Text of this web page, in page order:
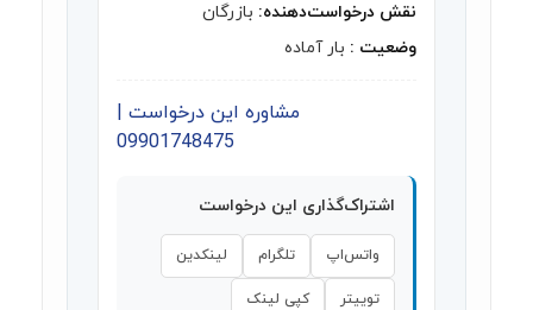
نقش درخواست‌دهنده: بازرگان
وضعیت : بار آماده
مشاوره این درخواست |
09901748475
اشتراک‌گذاری این درخواست
واتس‌اپ تلگرام لینکدین
توییتر کپی لینک